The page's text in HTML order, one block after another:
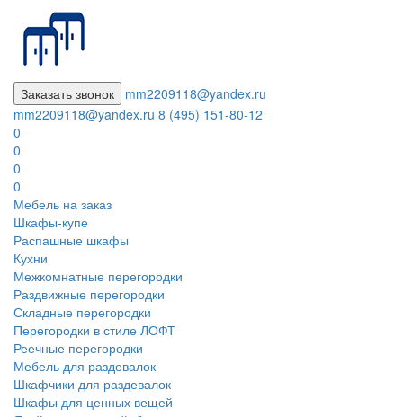
Заказать звонок
mm2209118@yandex.ru
mm2209118@yandex.ru 8 (495) 151-80-12
0
0
0
0
Мебель на заказ
Шкафы-купе
Распашные шкафы
Кухни
Межкомнатные перегородки
Раздвижные перегородки
Складные перегородки
Перегородки в стиле ЛОФТ
Реечные перегородки
Мебель для раздевалок
Шкафчики для раздевалок
Шкафы для ценных вещей